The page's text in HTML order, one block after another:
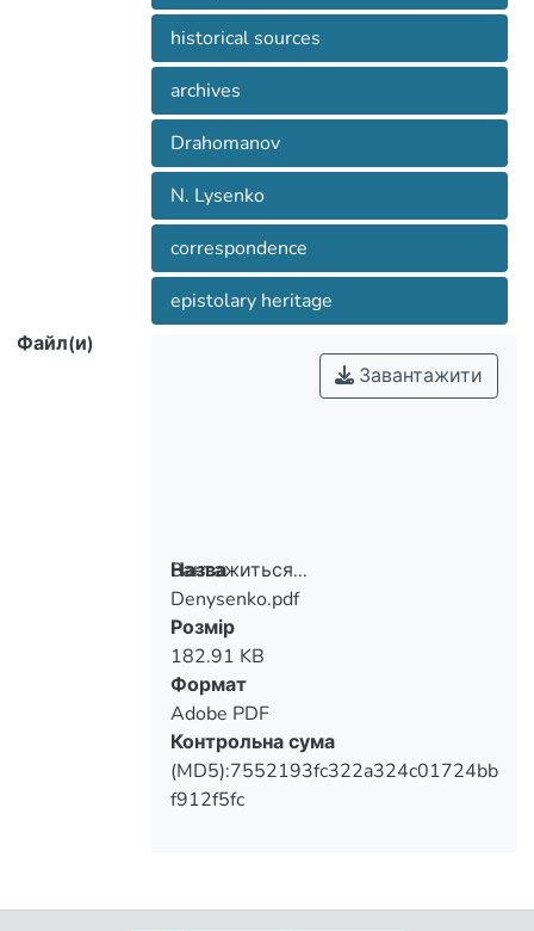
historical sources
archives
Drahomanov
N. Lysenko
correspondence
epistolary heritage
Файл(и)
Вантажиться...
Вантажиться...
Завантажити
Назва
Denysenko.pdf
Розмір
182.91 KB
Формат
Adobe PDF
Контрольна сума
(MD5):7552193fc322a324c01724bb
f912f5fc